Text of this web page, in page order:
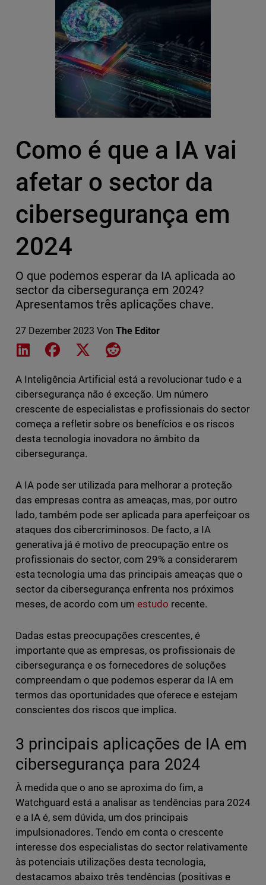
Como é que a IA vai
afetar o sector da
cibersegurança em
2024
O que podemos esperar da IA aplicada ao
sector da cibersegurança em 2024?
Apresentamos três aplicações chave.
27 Dezember 2023 Von The Editor
Share on LinkedIn
Share on Facebook
Share on XShare on Reddit
A Inteligência Artificial está a revolucionar tudo e a
cibersegurança não é exceção. Um número
crescente de especialistas e profissionais do sector
começa a refletir sobre os benefícios e os riscos
desta tecnologia inovadora no âmbito da
cibersegurança.
A IA pode ser utilizada para melhorar a proteção
das empresas contra as ameaças, mas, por outro
lado, também pode ser aplicada para aperfeiçoar os
ataques dos cibercriminosos. De facto, a IA
generativa já é motivo de preocupação entre os
profissionais do sector, com 29% a considerarem
esta tecnologia uma das principais ameaças que o
sector da cibersegurança enfrenta nos próximos
meses, de acordo com um estudo recente.
Dadas estas preocupações crescentes, é
importante que as empresas, os profissionais de
cibersegurança e os fornecedores de soluções
compreendam o que podemos esperar da IA em
termos das oportunidades que oferece e estejam
conscientes dos riscos que implica.
3 principais aplicações de IA em
cibersegurança para 2024
À medida que o ano se aproxima do fim, a
Watchguard está a analisar as tendências para 2024
e a IA é, sem dúvida, um dos principais
impulsionadores. Tendo em conta o crescente
interesse dos especialistas do sector relativamente
às potenciais utilizações desta tecnologia,
destacamos abaixo três tendências (positivas e